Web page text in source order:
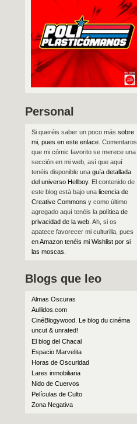
Personal
Si queréis saber un poco más sobre
mi, pues en este enlace. Comentaros
que mi cómic favorito se merece una
sección en mi web, así que aquí
tenéis disponible una guía detallada
del universo Hellboy. El contenido de
este blog está bajo una licencia de
Creative Commons y como último
agregado aquí tenéis la política de
privacidad de la web. Ah, si os
apatece favorecer mi culturilla, pues
en Amazon tenéis mi Wishlist por si
las moscas
Blogs que leo
Almas Oscuras
Aullidos.com
CinéBlogywood. Le blog du cinéma
uncut & unrated!
El blog del Chacal
Espacio Marvelita
Horas de Oscuridad
Lares inmobiliaria
Nido de Cuervos
Películas de Culto
Zona Negativa